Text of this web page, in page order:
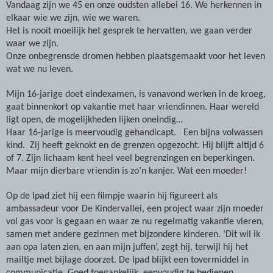
Vandaag zijn we 45 en onze oudsten allebei 16. We herkennen in
elkaar wie we zijn, wie we waren.
Het is nooit moeilijk het gesprek te hervatten, we gaan verder
waar we zijn.
Onze onbegrensde dromen hebben plaatsgemaakt voor het leven
wat we nu leven.
Mijn 16-jarige doet eindexamen, is vanavond werken in de kroeg,
gaat binnenkort op vakantie met haar vriendinnen. Haar wereld
ligt open, de mogelijkheden lijken oneindig…
Haar 16-jarige is meervoudig gehandicapt.
Een bijna volwassen
kind. Zij heeft geknokt en de grenzen opgezocht. Hij blijft altijd 6
of 7. Zijn lichaam kent heel veel begrenzingen en beperkingen.
Maar mijn dierbare vriendin is zo’n kanjer. Wat een moeder!
Op de Ipad ziet hij een filmpje waarin hij figureert als
ambassadeur voor De Kindervallei, een project waar zijn moeder
vol gas voor is gegaan en waar ze nu regelmatig vakantie vieren,
samen met andere gezinnen met bijzondere kinderen. ‘Dit wil ik
aan opa laten zien, en aan mijn juffen’, zegt hij, terwijl hij het
mailtje met bijlage doorzet. De Ipad blijkt een tovermiddel in